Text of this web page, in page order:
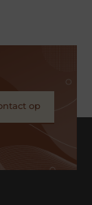
op